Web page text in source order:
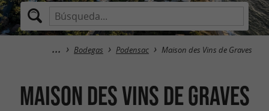
Bodegas Podensac Maison des Vins de Graves
Maison des Vins de Graves